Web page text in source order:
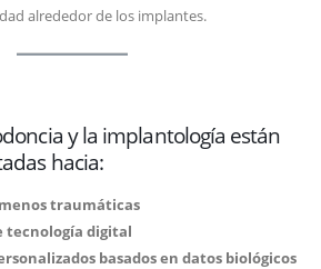
alrededor de los implantes.
y la implantología están
hacia:
traumáticas
tecnología digital
basados en datos biológicos